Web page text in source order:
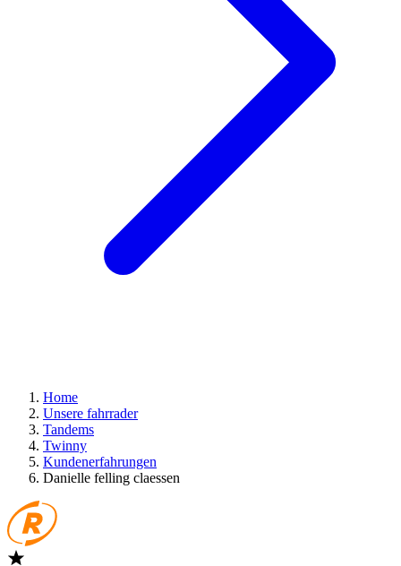
Home
Unsere fahrrader
Tandems
Twinny
Kundenerfahrungen
Danielle felling claessen